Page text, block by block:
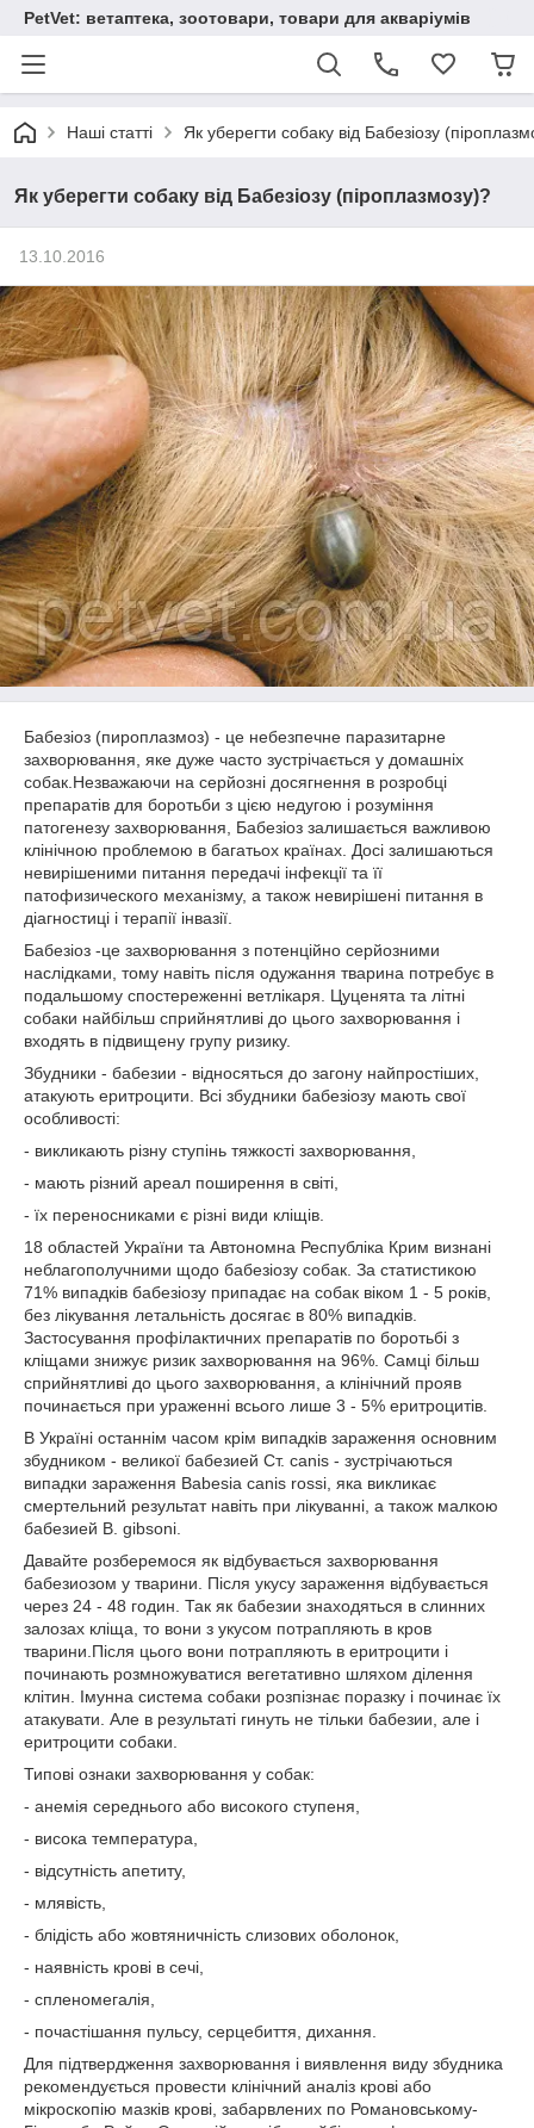
PetVet: ветаптека, зоотовари, товари для акваріумів
Наші статті Як уберегти собаку від Бабезіозу
Як уберегти собаку від Бабезіозу (піроплазмозу)?
13.10.2016
Бабезіоз (пироплазмоз) - це небезпечне паразитарне
захворювання, яке дуже часто зустрічається у домашніх
собак.Незважаючи на серйозні досягнення в розробці
препаратів для боротьби з цією недугою і розуміння
патогенезу захворювання, Бабезіоз залишається важливою
клінічною проблемою в багатьох країнах. Досі залишаються
невирішеними питання передачі інфекції та її
патофизического механізму, а також невирішені питання в
діагностиці і терапії інвазії.
Бабезіоз -це захворювання з потенційно серйозними
наслідками, тому навіть після одужання тварина потребує в
подальшому спостереженні ветлікаря. Цуценята та літні
собаки найбільш сприйнятливі до цього захворювання і
входять в підвищену групу ризику.
Збудники - бабезии - відносяться до загону найпростіших,
атакують еритроцити. Всі збудники бабезіозу мають свої
особливості:
- викликають різну ступінь тяжкості захворювання,
- мають різний ареал поширення в світі,
- їх переносниками є різні види кліщів.
18 областей України та Автономна Республіка Крим визнані
неблагополучними щодо бабезіозу собак. За статистикою
71% випадків бабезіозу припадає на собак віком 1 - 5 років,
без лікування летальність досягає в 80% випадків.
Застосування профілактичних препаратів по боротьбі з
кліщами знижує ризик захворювання на 96%. Самці більш
сприйнятливі до цього захворювання, а клінічний прояв
починається при ураженні всього лише 3 - 5% еритроцитів.
В Україні останнім часом крім випадків зараження основним
збудником - великої бабезией Ст. canis - зустрічаються
випадки зараження Babesia canis rossi, яка викликає
смертельний результат навіть при лікуванні, а також малкою
бабезией B. gibsoni.
Давайте розберемося як відбувається захворювання
бабезиозом у тварини. Після укусу зараження відбувається
через 24 - 48 годин. Так як бабезии знаходяться в слинних
залозах кліща, то вони з укусом потрапляють в кров
тварини.Після цього вони потрапляють в еритроцити і
починають розмножуватися вегетативно шляхом ділення
клітин. Імунна система собаки розпізнає поразку і починає їх
атакувати. Але в результаті гинуть не тільки бабезии, але і
еритроцити собаки.
Типові ознаки захворювання у собак:
- анемія середнього або високого ступеня,
- висока температура,
- відсутність апетиту,
- млявість,
- блідість або жовтяничність слизових оболонок,
- наявність крові в сечі,
- спленомегалія,
- почастішання пульсу, серцебиття, дихання.
Для підтвердження захворювання і виявлення виду збудника
рекомендується провести клінічний аналіз крові або
мікроскопію мазків крові, забарвлених по Романовському-